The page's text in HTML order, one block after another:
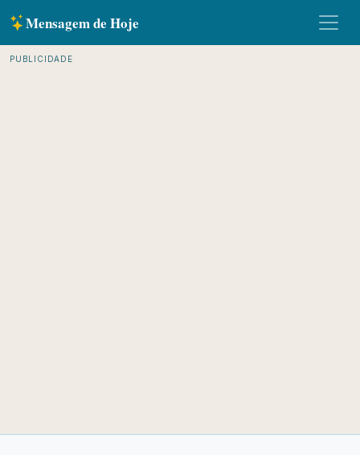
Mensagem de Hoje
PUBLICIDADE